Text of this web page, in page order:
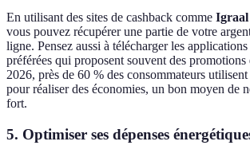
En utilisant des sites de cashback comme Igraal
vous pouvez récupérer une partie de votre
ligne. Pensez aussi à télécharger les
préférées qui proposent souvent des
2026, près de 60 % des consommateurs
pour réaliser des économies, un bon moyen de
fort.
5. Optimiser ses dépenses